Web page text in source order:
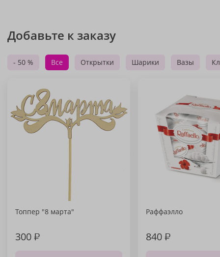
Добавьте к заказу
- 50 % Все Открытки Шарики Вазы
Топпер "8 марта"
300₽
Раффаэлло
840₽